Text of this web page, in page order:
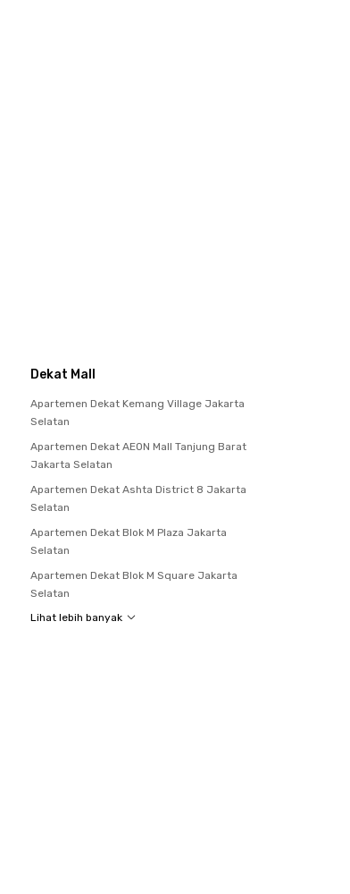
Dekat Mall
Apartemen Dekat Kemang Village Jakarta
Selatan
Apartemen Dekat AEON Mall Tanjung Barat
Jakarta Selatan
Apartemen Dekat Ashta District 8 Jakarta
Selatan
Apartemen Dekat Blok M Plaza Jakarta
Selatan
Apartemen Dekat Blok M Square Jakarta
Selatan
Lihat lebih banyak